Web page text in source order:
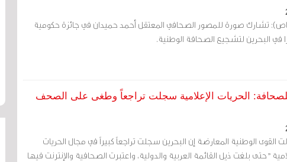
تشارك صورة للمصور الصحافي المعتقل أحمد حميدان في جائزة حكومية
في البحرين لتشجيع الصحافة الوطنية.
الحريات الإعلامية سجلت تراجعاً وطغى على الصحف
القوى الوطنية المعارضة إن البحرين سجلت تراجعاً كبيراً في مجال الحريات
"حتى بلغت ذيل القائمة العربية والدولية، واعتبرت الصحافية والإنترنت فيها